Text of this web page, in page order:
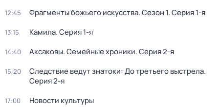
12:45 Фрагменты божьего искусства. Сезон 1. Серия 1-я
13:15 Камила. Серия 1-я
14:40 Аксаковы. Семейные хроники. Серия 2-я
15:20 Следствие ведут знатоки: До третьего выстрела.
Серия 2-я
17:00 Новости культуры